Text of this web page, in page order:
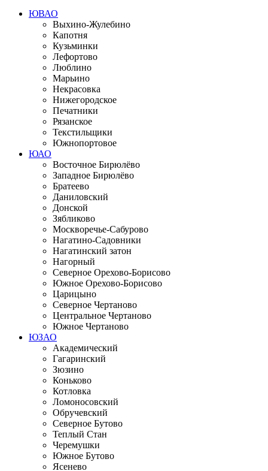
ЮВАО
Выхино-Жулебино
Капотня
Кузьминки
Лефортово
Люблино
Марьино
Некрасовка
Нижегородское
Печатники
Рязанское
Текстильщики
Южнопортовое
ЮАО
Восточное Бирюлёво
Западное Бирюлёво
Братеево
Даниловский
Донской
Зябликово
Москворечье-Сабурово
Нагатино-Садовники
Нагатинский затон
Нагорный
Северное Орехово-Борисово
Южное Орехово-Борисово
Царицыно
Северное Чертаново
Центральное Чертаново
Южное Чертаново
ЮЗАО
Академический
Гагаринский
Зюзино
Коньково
Котловка
Ломоносовский
Обручевский
Северное Бутово
Теплый Стан
Черемушки
Южное Бутово
Ясенево